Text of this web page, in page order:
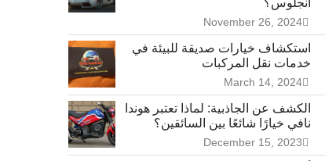
أنجلوس؟
November 26, 2024
استكشاف خيارات صديقة للبيئة في
خدمات نقل المركبات
March 14, 2024
الكشف عن الجاذبية: لماذا تعتبر هوندا
نافي خيارًا شائعًا بين السائقين؟
December 15, 2023